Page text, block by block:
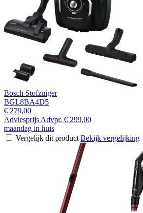
Bosch Stofzuiger
BGL8BA4D5
€ 279,00
Adviesprijs Advpr. € 299,00
maandag in huis
Vergelijk dit product Bekijk vergelijking